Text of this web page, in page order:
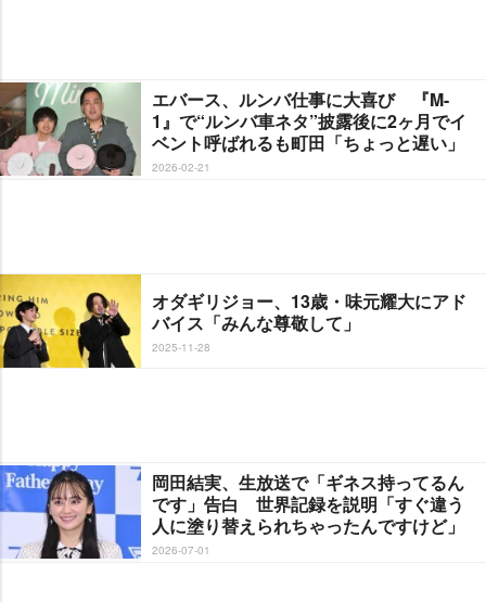
エバース、ルンバ仕事に大喜び 『M-
1』で“ルンバ車ネタ”披露後に2ヶ月でイ
ベント呼ばれるも町田「ちょっと遅い」
2026-02-21
オダギリジョー、13歳・味元耀大にアド
バイス「みんな尊敬して」
2025-11-28
岡田結実、生放送で「ギネス持ってるん
です」告白 世界記録を説明「すぐ違う
人に塗り替えられちゃったんですけど」
2026-07-01